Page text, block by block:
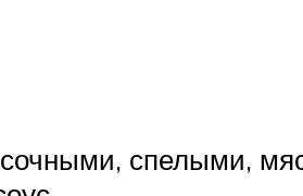
спелыми,